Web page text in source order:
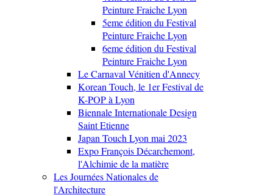
Peinture Fraiche Lyon
5eme édition du Festival
Peinture Fraiche Lyon
6eme édition du Festival
Peinture Fraiche Lyon
Le Carnaval Vénitien d'Annecy
Korean Touch, le 1er Festival de
K-POP à Lyon
Biennale Internationale Design
Saint Etienne
Japan Touch Lyon mai 2023
Expo François Décarchemont,
l'Alchimie de la matière
Les Journées Nationales de
l'Architecture